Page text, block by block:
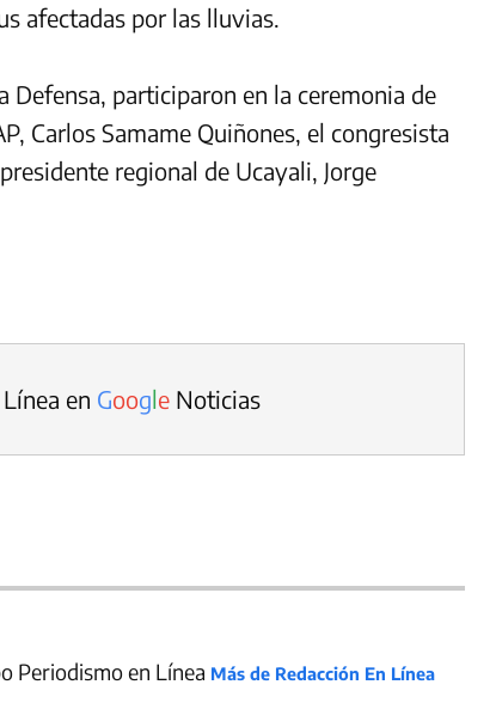
afectadas por las lluvias.
Defensa, participaron en la ceremonia de
Carlos Samame Quiñones, el congresista
regional de Ucayali, Jorge
en GoogleNoticias
Periodismo en Línea Más de Redacción En Línea